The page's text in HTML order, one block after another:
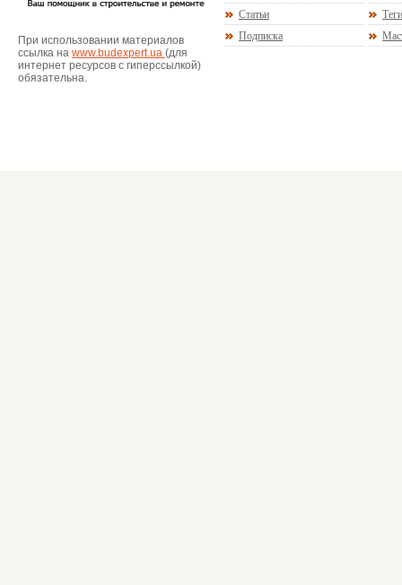
При использовании материалов
ссылка на www.budexpert.ua (для
интернет ресурсов с гиперссылкой)
обязательна.
Статьи
Теги
Подписка